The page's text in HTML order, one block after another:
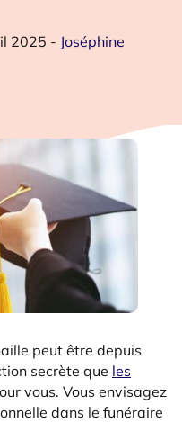
2025 - Joséphine
peut être depuis
secrète que les
vous. Vous envisagez
dans le funéraire